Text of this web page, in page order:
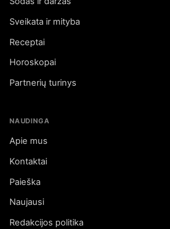
Sveikata ir mityba
Receptai
Horoskopai
Partnerių turinys
NAUDINGA
Apie mus
Kontaktai
Paieška
Naujausi
Redakcijos politika